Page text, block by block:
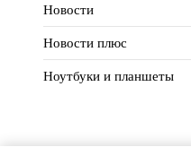
Новости
Новости плюс
Ноутбуки и планшеты